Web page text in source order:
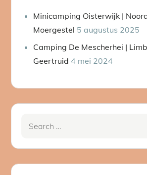
Minicamping Oisterwijk |
Moergestel 5 augustus 2025
Camping De Mescherhei |
Geertruid 4 mei 2024